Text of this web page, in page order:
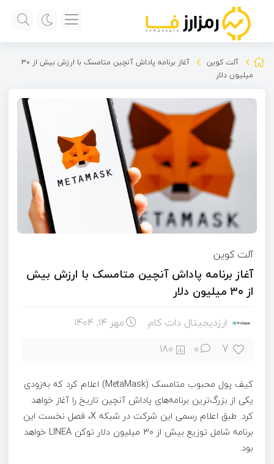
آلت کوین
آغاز برنامه پاداش آنچین متامسک با ارزش بیش از ۳۰
میلیون دلار
آلت کوین
آغاز برنامه پاداش آنچین متامسک با ارزش بیش
از ۳۰ میلیون دلار
ارزدیجیتال دات کام مهر ۱۴, ۱۴۰۴
7
0
180
کیف پول محبوب متامسک (MetaMask) اعلام کرد که به‌زودی
یکی از بزرگ‌ترین برنامه‌های پاداش آنچین تاریخ را آغاز خواهد
کرد. طبق اعلام رسمی این شرکت در شبکه X، فصل نخست این
برنامه شامل توزیع بیش از ۳۰ میلیون دلار توکن LINEA خواهد
بود.